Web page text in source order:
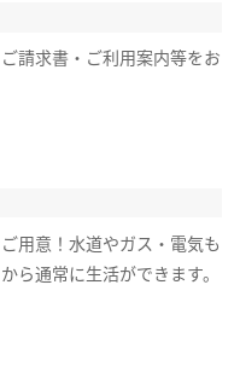
請求書・ご利用案内等をお
用意！水道やガス・電気も
ら通常に生活ができます。